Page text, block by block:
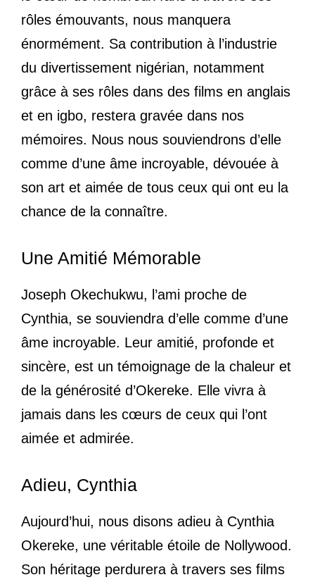
rôles émouvants, nous manquera
énormément. Sa contribution à l’industrie
du divertissement nigérian, notamment
grâce à ses rôles dans des films en anglais
et en igbo, restera gravée dans nos
mémoires. Nous nous souviendrons d’elle
comme d’une âme incroyable, dévouée à
son art et aimée de tous ceux qui ont eu la
chance de la connaître.
Une Amitié Mémorable
Joseph Okechukwu, l’ami proche de
Cynthia, se souviendra d’elle comme d’une
âme incroyable. Leur amitié, profonde et
sincère, est un témoignage de la chaleur et
de la générosité d’Okereke. Elle vivra à
jamais dans les cœurs de ceux qui l’ont
aimée et admirée.
Adieu, Cynthia
Aujourd’hui, nous disons adieu à Cynthia
Okereke, une véritable étoile de Nollywood.
Son héritage perdurera à travers ses films